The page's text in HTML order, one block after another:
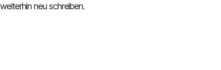
weiterhin neu schreiben.